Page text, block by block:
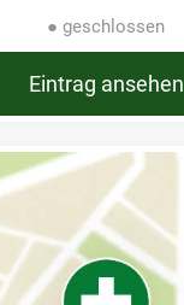
● geschlossen
Eintrag ansehen